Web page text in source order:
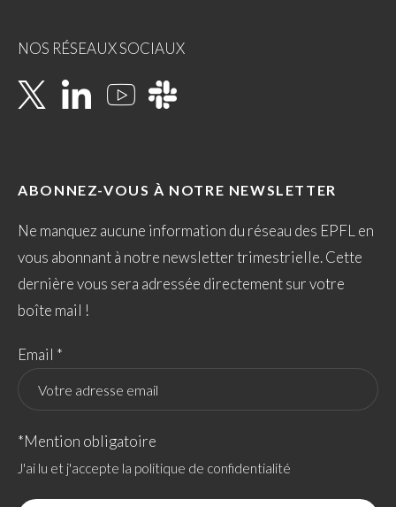
NOS RÉSEAUX SOCIAUX
ABONNEZ-VOUS À NOTRE NEWSLETTER
Ne manquez aucune information du réseau des EPFL en
vous abonnant à notre newsletter trimestrielle. Cette
dernière vous sera adressée directement sur votre
boîte mail !
Email *
*Mention obligatoire
J'ai lu et j'accepte la politique de confidentialité